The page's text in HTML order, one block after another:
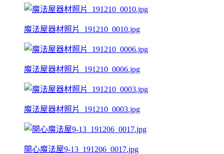
魔法屋器材照片_191210_0010.jpg
魔法屋器材照片_191210_0006.jpg
魔法屋器材照片_191210_0003.jpg
開心魔法屋9-13_191206_0017.jpg